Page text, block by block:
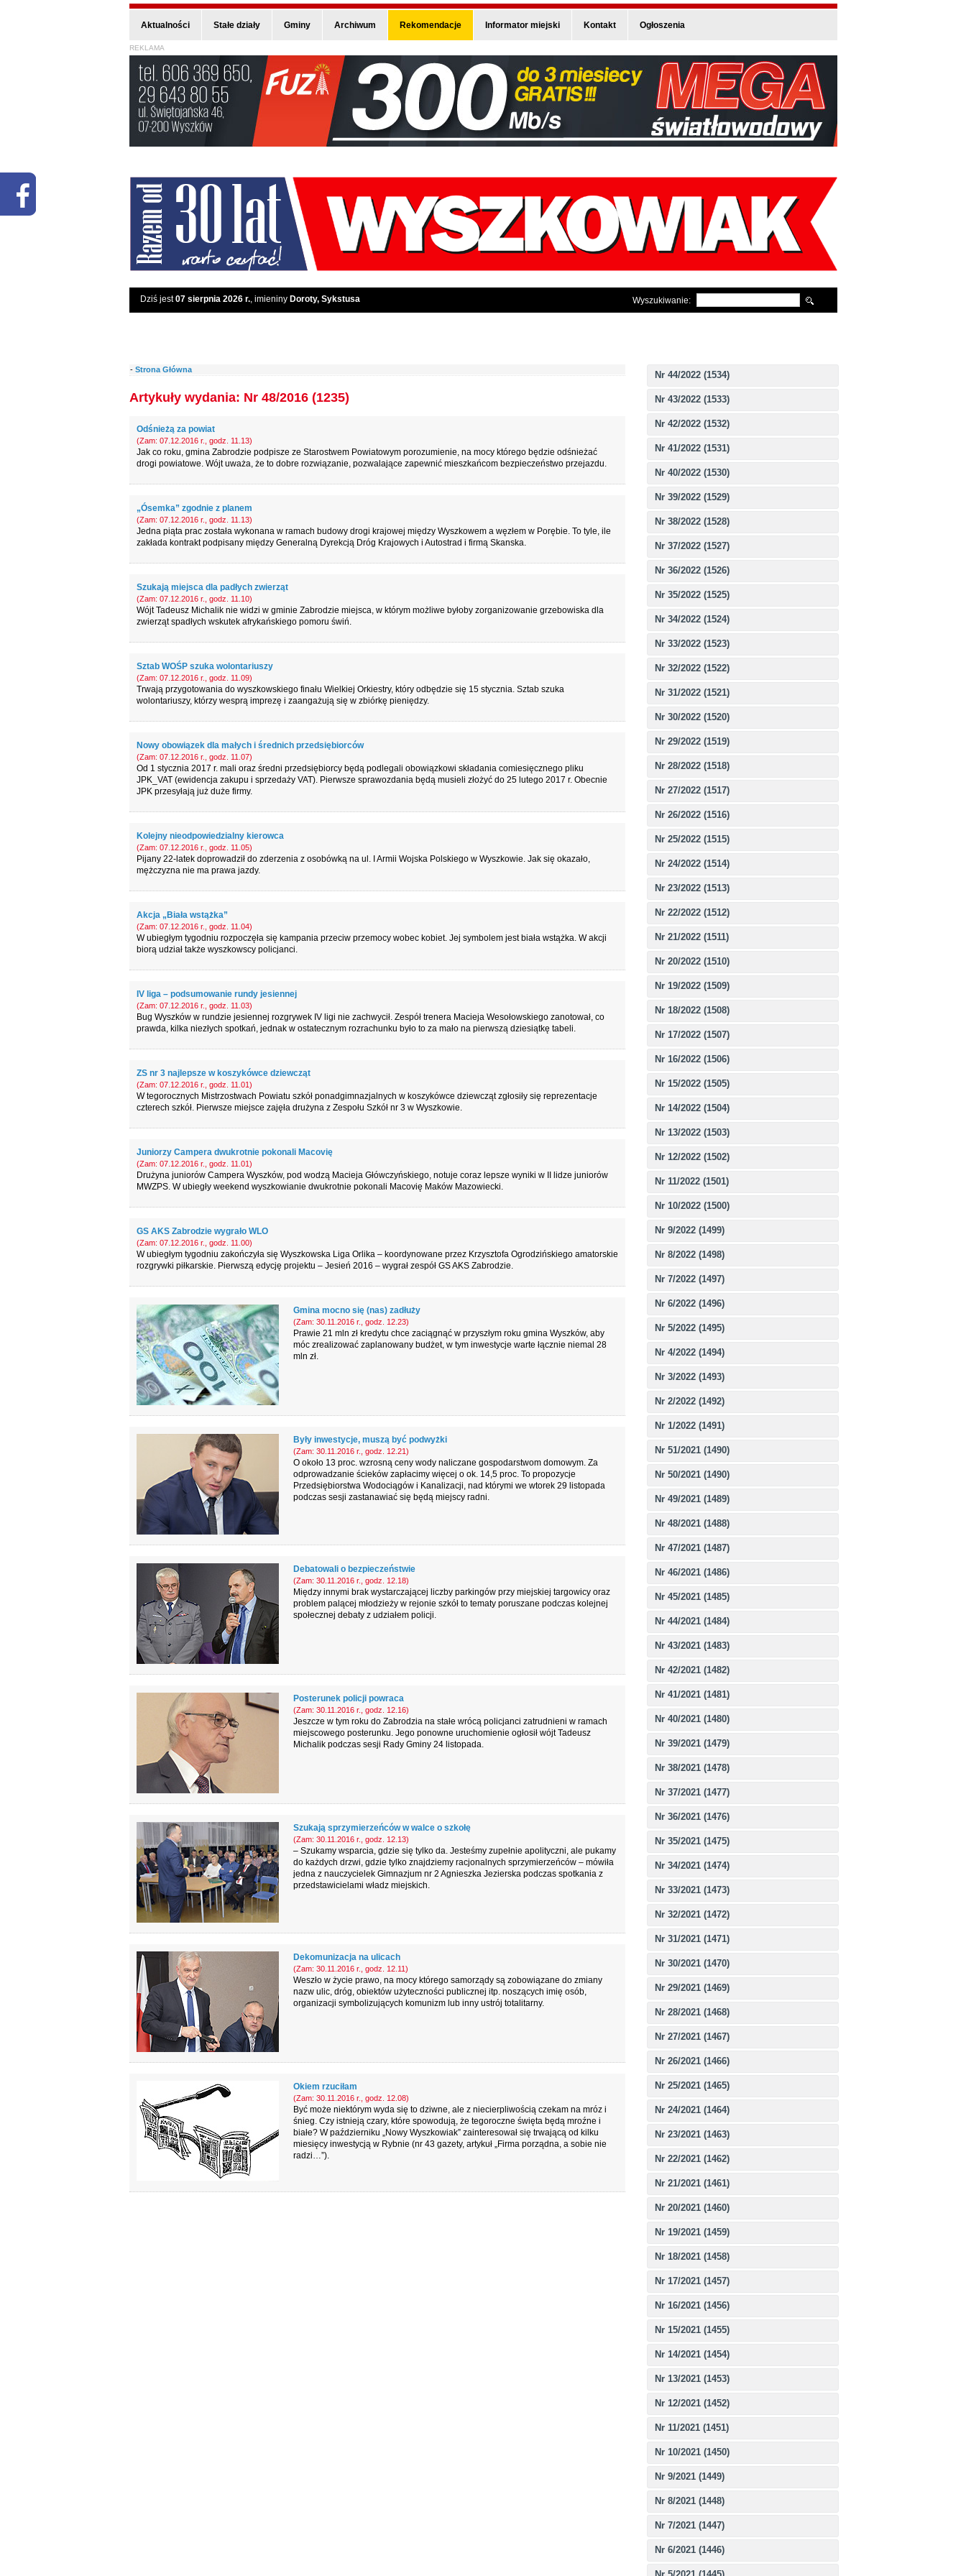
Aktualności Stałe działy Gminy Archiwum Rekomendacje Informator miejski Kontakt Ogłoszenia
REKLAMA
Dziś jest07 sierpnia 2026 r., imieniny Doroty, Sykstusa Wyszukiwanie:
Nr 44/2022 (1534)
Nr 43/2022 (1533)
Nr 42/2022 (1532)
Nr 41/2022 (1531)
Nr 40/2022 (1530)
Nr 39/2022 (1529)
Nr 38/2022 (1528)
Nr 37/2022 (1527)
Nr 36/2022 (1526)
Nr 35/2022 (1525)
Nr 34/2022 (1524)
Nr 33/2022 (1523)
Nr 32/2022 (1522)
Nr 31/2022 (1521)
Nr 30/2022 (1520)
Nr 29/2022 (1519)
Nr 28/2022 (1518)
Nr 27/2022 (1517)
Nr 26/2022 (1516)
Nr 25/2022 (1515)
Nr 24/2022 (1514)
Nr 23/2022 (1513)
Nr 22/2022 (1512)
Nr 21/2022 (1511)
Nr 20/2022 (1510)
Nr 19/2022 (1509)
Nr 18/2022 (1508)
Nr 17/2022 (1507)
Nr 16/2022 (1506)
Nr 15/2022 (1505)
Nr 14/2022 (1504)
Nr 13/2022 (1503)
Nr 12/2022 (1502)
Nr 11/2022 (1501)
Nr 10/2022 (1500)
Nr 9/2022 (1499)
Nr 8/2022 (1498)
Nr 7/2022 (1497)
Nr 6/2022 (1496)
Nr 5/2022 (1495)
Nr 4/2022 (1494)
Nr 3/2022 (1493)
Nr 2/2022 (1492)
Nr 1/2022 (1491)
Nr 51/2021 (1490)
Nr 50/2021 (1490)
Nr 49/2021 (1489)
Nr 48/2021 (1488)
Nr 47/2021 (1487)
Nr 46/2021 (1486)
Nr 45/2021 (1485)
Nr 44/2021 (1484)
Nr 43/2021 (1483)
Nr 42/2021 (1482)
Nr 41/2021 (1481)
Nr 40/2021 (1480)
Nr 39/2021 (1479)
Nr 38/2021 (1478)
Nr 37/2021 (1477)
Nr 36/2021 (1476)
Nr 35/2021 (1475)
Nr 34/2021 (1474)
Nr 33/2021 (1473)
Nr 32/2021 (1472)
Nr 31/2021 (1471)
Nr 30/2021 (1470)
Nr 29/2021 (1469)
Nr 28/2021 (1468)
Nr 27/2021 (1467)
Nr 26/2021 (1466)
Nr 25/2021 (1465)
Nr 24/2021 (1464)
Nr 23/2021 (1463)
Nr 22/2021 (1462)
Nr 21/2021 (1461)
Nr 20/2021 (1460)
Nr 19/2021 (1459)
Nr 18/2021 (1458)
Nr 17/2021 (1457)
Nr 16/2021 (1456)
Nr 15/2021 (1455)
Nr 14/2021 (1454)
Nr 13/2021 (1453)
Nr 12/2021 (1452)
Nr 11/2021 (1451)
Nr 10/2021 (1450)
Nr 9/2021 (1449)
Nr 8/2021 (1448)
Nr 7/2021 (1447)
Nr 6/2021 (1446)
- Strona Główna
Artykuły wydania: Nr 48/2016 (1235)
Odśnieżą za powiat
(Zam: 07.12.2016 r., godz. 11.13)
Jak co roku, gmina Zabrodzie podpisze ze Starostwem Powiatowym porozumienie, na mocy którego będzie odśnieżać
drogi powiatowe. Wójt uważa, że to dobre rozwiązanie, pozwalające zapewnić mieszkańcom bezpieczeństwo przejazdu.
„Ósemka” zgodnie z planem
(Zam: 07.12.2016 r., godz. 11.13)
Jedna piąta prac została wykonana w ramach budowy drogi krajowej między Wyszkowem a węzłem w Porębie. To tyle, ile
zakłada kontrakt podpisany między Generalną Dyrekcją Dróg Krajowych i Autostrad i firmą Skanska.
Szukają miejsca dla padłych zwierząt
(Zam: 07.12.2016 r., godz. 11.10)
Wójt Tadeusz Michalik nie widzi w gminie Zabrodzie miejsca, w którym możliwe byłoby zorganizowanie grzebowiska dla
zwierząt spadłych wskutek afrykańskiego pomoru świń.
Sztab WOŚP szuka wolontariuszy
(Zam: 07.12.2016 r., godz. 11.09)
Trwają przygotowania do wyszkowskiego finału Wielkiej Orkiestry, który odbędzie się 15 stycznia. Sztab szuka
wolontariuszy, którzy wesprą imprezę i zaangażują się w zbiórkę pieniędzy.
Nowy obowiązek dla małych i średnich przedsiębiorców
(Zam: 07.12.2016 r., godz. 11.07)
Od 1 stycznia 2017 r. mali oraz średni przedsiębiorcy będą podlegali obowiązkowi składania comiesięcznego pliku
JPK_VAT (ewidencja zakupu i sprzedaży VAT). Pierwsze sprawozdania będą musieli złożyć do 25 lutego 2017 r. Obecnie
JPK przesyłają już duże firmy.
Kolejny nieodpowiedzialny kierowca
(Zam: 07.12.2016 r., godz. 11.05)
Pijany 22-latek doprowadził do zderzenia z osobówką na ul. I Armii Wojska Polskiego w Wyszkowie. Jak się okazało,
mężczyzna nie ma prawa jazdy.
Akcja „Biała wstążka”
(Zam: 07.12.2016 r., godz. 11.04)
W ubiegłym tygodniu rozpoczęła się kampania przeciw przemocy wobec kobiet. Jej symbolem jest biała wstążka. W akcji
biorą udział także wyszkowscy policjanci.
IV liga – podsumowanie rundy jesiennej
(Zam: 07.12.2016 r., godz. 11.03)
Bug Wyszków w rundzie jesiennej rozgrywek IV ligi nie zachwycił. Zespół trenera Macieja Wesołowskiego zanotował, co
prawda, kilka niezłych spotkań, jednak w ostatecznym rozrachunku było to za mało na pierwszą dziesiątkę tabeli.
ZS nr 3 najlepsze w koszykówce dziewcząt
(Zam: 07.12.2016 r., godz. 11.01)
W tegorocznych Mistrzostwach Powiatu szkół ponadgimnazjalnych w koszykówce dziewcząt zgłosiły się reprezentacje
czterech szkół. Pierwsze miejsce zajęła drużyna z Zespołu Szkół nr 3 w Wyszkowie.
Juniorzy Campera dwukrotnie pokonali Macovię
(Zam: 07.12.2016 r., godz. 11.01)
Drużyna juniorów Campera Wyszków, pod wodzą Macieja Główczyńskiego, notuje coraz lepsze wyniki w II lidze juniorów
MWZPS. W ubiegły weekend wyszkowianie dwukrotnie pokonali Macovię Maków Mazowiecki.
GS AKS Zabrodzie wygrało WLO
(Zam: 07.12.2016 r., godz. 11.00)
W ubiegłym tygodniu zakończyła się Wyszkowska Liga Orlika – koordynowane przez Krzysztofa Ogrodzińskiego amatorskie
rozgrywki piłkarskie. Pierwszą edycję projektu – Jesień 2016 – wygrał zespół GS AKS Zabrodzie.
Gmina mocno się (nas) zadłuży
(Zam: 30.11.2016 r., godz. 12.23)
Prawie 21 mln zł kredytu chce zaciągnąć w przyszłym roku gmina Wyszków, aby
móc zrealizować zaplanowany budżet, w tym inwestycje warte łącznie niemal 28
mln zł.
Były inwestycje, muszą być podwyżki
(Zam: 30.11.2016 r., godz. 12.21)
O około 13 proc. wzrosną ceny wody naliczane gospodarstwom domowym. Za
odprowadzanie ścieków zapłacimy więcej o ok. 14,5 proc. To propozycje
Przedsiębiorstwa Wodociągów i Kanalizacji, nad którymi we wtorek 29 listopada
podczas sesji zastanawiać się będą miejscy radni.
Debatowali o bezpieczeństwie
(Zam: 30.11.2016 r., godz. 12.18)
Między innymi brak wystarczającej liczby parkingów przy miejskiej targowicy oraz
problem palącej młodzieży w rejonie szkół to tematy poruszane podczas kolejnej
społecznej debaty z udziałem policji.
Posterunek policji powraca
(Zam: 30.11.2016 r., godz. 12.16)
Jeszcze w tym roku do Zabrodzia na stałe wrócą policjanci zatrudnieni w ramach
miejscowego posterunku. Jego ponowne uruchomienie ogłosił wójt Tadeusz
Michalik podczas sesji Rady Gminy 24 listopada.
Szukają sprzymierzeńców w walce o szkołę
(Zam: 30.11.2016 r., godz. 12.13)
– Szukamy wsparcia, gdzie się tylko da. Jesteśmy zupełnie apolityczni, ale pukamy
do każdych drzwi, gdzie tylko znajdziemy racjonalnych sprzymierzeńców – mówiła
jedna z nauczycielek Gimnazjum nr 2 Agnieszka Jezierska podczas spotkania z
przedstawicielami władz miejskich.
Dekomunizacja na ulicach
(Zam: 30.11.2016 r., godz. 12.11)
Weszło w życie prawo, na mocy którego samorządy są zobowiązane do zmiany
nazw ulic, dróg, obiektów użyteczności publicznej itp. noszących imię osób,
organizacji symbolizujących komunizm lub inny ustrój totalitarny.
Okiem rzuciłam
(Zam: 30.11.2016 r., godz. 12.08)
Być może niektórym wyda się to dziwne, ale z niecierpliwością czekam na mróz i
śnieg. Czy istnieją czary, które spowodują, że tegoroczne święta będą mroźne i
białe? W październiku „Nowy Wyszkowiak” zainteresował się trwającą od kilku
miesięcy inwestycją w Rybnie (nr 43 gazety, artykuł „Firma porządna, a sobie nie
radzi…”).